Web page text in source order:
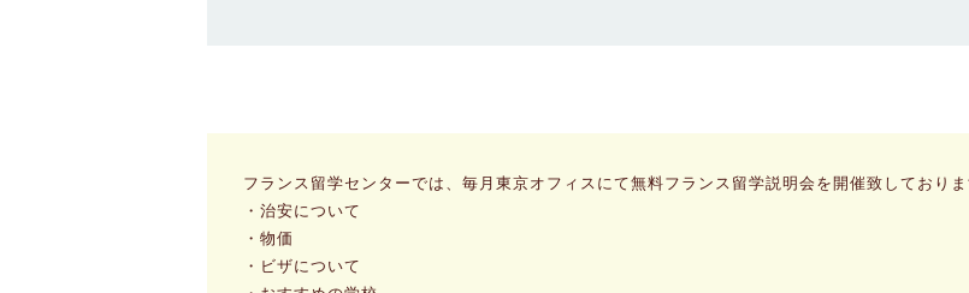
フランス留学センターでは、毎月東京オフィスにて無料フランス留学説明会を開催致しており
・治安について
・物価
・ビザについて